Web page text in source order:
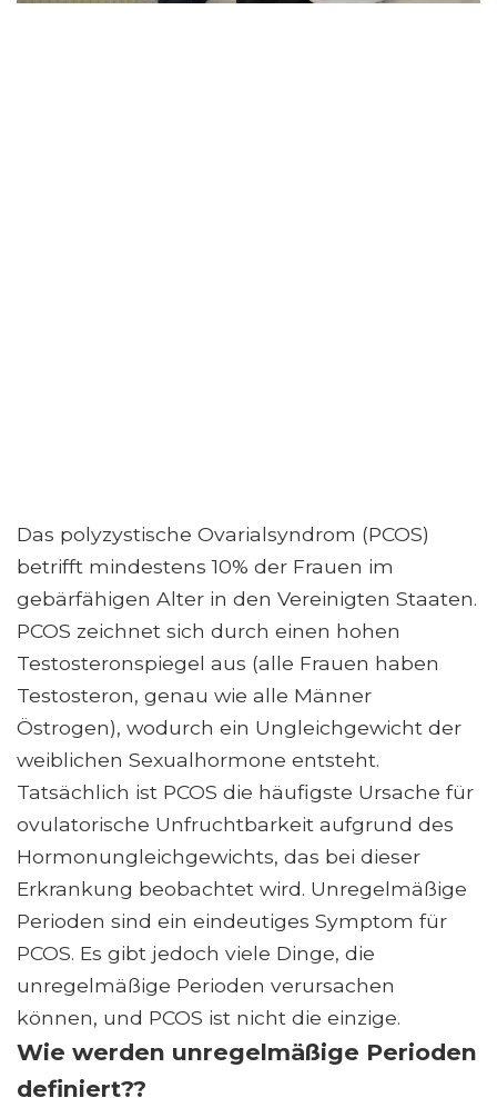
Das polyzystische Ovarialsyndrom (PCOS)
betrifft mindestens 10% der Frauen im
gebärfähigen Alter in den Vereinigten Staaten.
PCOS zeichnet sich durch einen hohen
Testosteronspiegel aus (alle Frauen haben
Testosteron, genau wie alle Männer
Östrogen), wodurch ein Ungleichgewicht der
weiblichen Sexualhormone entsteht.
Tatsächlich ist PCOS die häufigste Ursache für
ovulatorische Unfruchtbarkeit aufgrund des
Hormonungleichgewichts, das bei dieser
Erkrankung beobachtet wird. Unregelmäßige
Perioden sind ein eindeutiges Symptom für
PCOS. Es gibt jedoch viele Dinge, die
unregelmäßige Perioden verursachen
können, und PCOS ist nicht die einzige.
Wie werden unregelmäßige Perioden
definiert??